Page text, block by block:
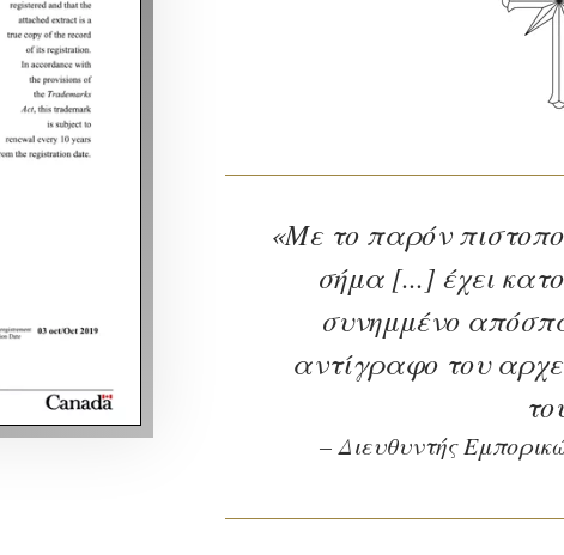
«Με το παρόν
σήμα [...] έχει
συνημμένο
αντίγραφο του
– Διευθυντής